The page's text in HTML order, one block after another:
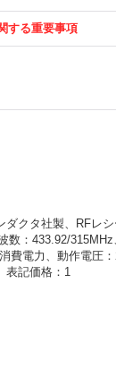
する重要事項
ダクタ社製、RFレ
数：433.92/
費電力、動作電圧
表記価格：1